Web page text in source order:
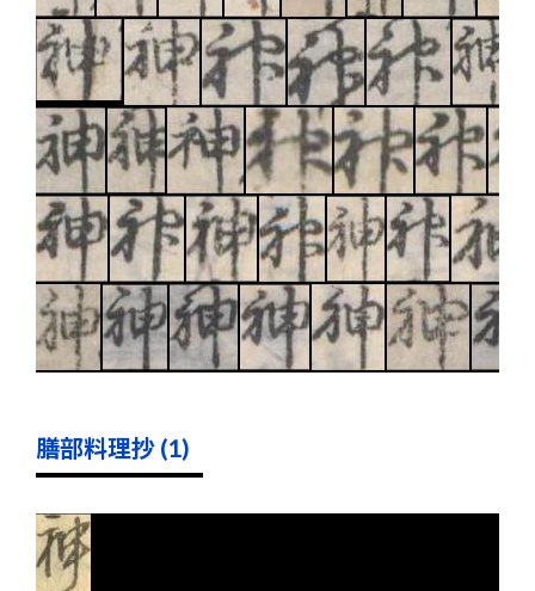
膳部料理抄 (1)